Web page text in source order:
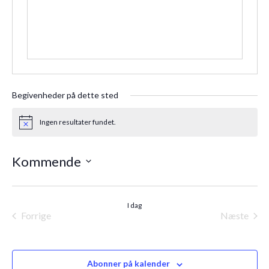
Begivenheder på dette sted
NoticeIngen resultater fundet.
Kommende
Vælg
Forrige
I dag
Næste
Abonner på kalender